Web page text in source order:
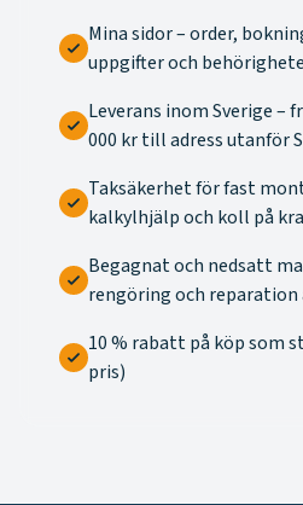
Mina sidor – order,
uppgifter och
Leverans inom Sverige –
000 kr till adress utanför
Taksäkerhet för fast
kalkylhjälp och koll på
Begagnat och nedsatt
rengöring och reparation
10 % rabatt på köp som
pris)